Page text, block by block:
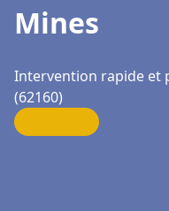
Mines
Intervention rapide et
(62160)